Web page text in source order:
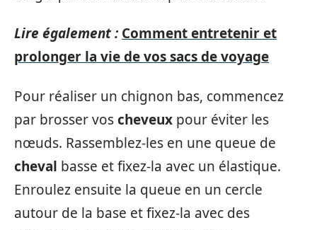
Lire également : Comment entretenir et
prolonger la vie de vos sacs de voyage
Pour réaliser un chignon bas, commencez
par brosser voscheveux pour éviter les
nœuds. Rassemblez-les en une queue de
cheval basse et fixez-la avec un élastique.
Enroulez ensuite la queue en un cercle
autour de la base et fixez-la avec des